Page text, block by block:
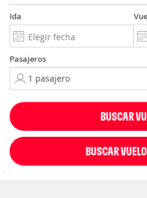
Ida
Pasajeros
BUSCAR
BUSCAR